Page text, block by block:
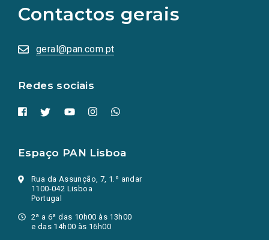
Contactos gerais
geral@pan.com.pt
Redes sociais
redes
sociais
numa
nova
Espaço PAN Lisboa
Rua da Assunção, 7, 1.º andar
1100-042 Lisboa
Portugal
2ª a 6ª das 10h00 às 13h00
e das 14h00 às 16h00